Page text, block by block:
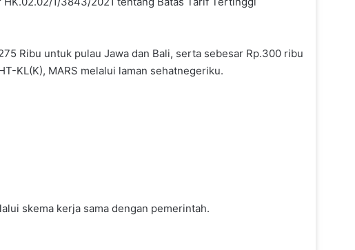
Ribu untuk pulau Jawa dan Bali, serta sebesar Rp.300 ribu
KL(K), MARS melalui laman sehatnegeriku.
skema kerja sama dengan pemerintah.